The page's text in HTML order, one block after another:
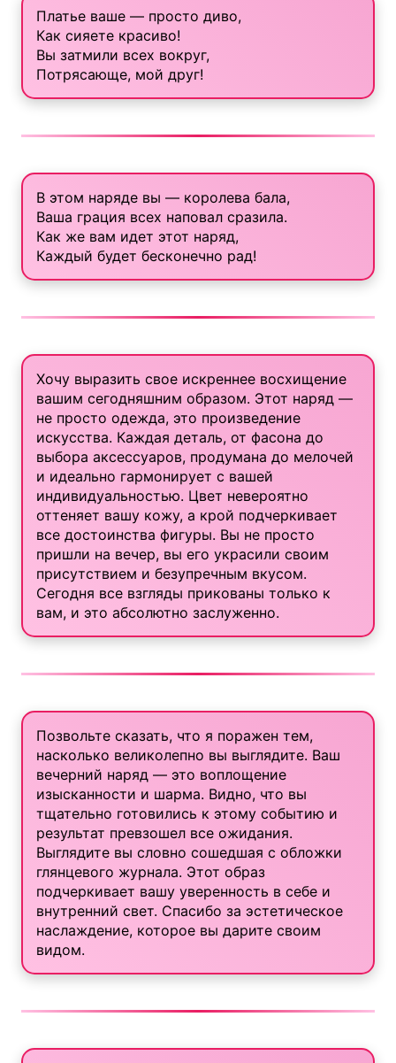
Платье ваше — просто диво,
Как сияете красиво!
Вы затмили всех вокруг,
Потрясающе, мой друг!
В этом наряде вы — королева бала,
Ваша грация всех наповал сразила.
Как же вам идет этот наряд,
Каждый будет бесконечно рад!
Хочу выразить свое искреннее восхищение
вашим сегодняшним образом. Этот наряд —
не просто одежда, это произведение
искусства. Каждая деталь, от фасона до
выбора аксессуаров, продумана до мелочей
и идеально гармонирует с вашей
индивидуальностью. Цвет невероятно
оттеняет вашу кожу, а крой подчеркивает
все достоинства фигуры. Вы не просто
пришли на вечер, вы его украсили своим
присутствием и безупречным вкусом.
Сегодня все взгляды прикованы только к
вам, и это абсолютно заслуженно.
Позвольте сказать, что я поражен тем,
насколько великолепно вы выглядите. Ваш
вечерний наряд — это воплощение
изысканности и шарма. Видно, что вы
тщательно готовились к этому событию и
результат превзошел все ожидания.
Выглядите вы словно сошедшая с обложки
глянцевого журнала. Этот образ
подчеркивает вашу уверенность в себе и
внутренний свет. Спасибо за эстетическое
наслаждение, которое вы дарите своим
видом.